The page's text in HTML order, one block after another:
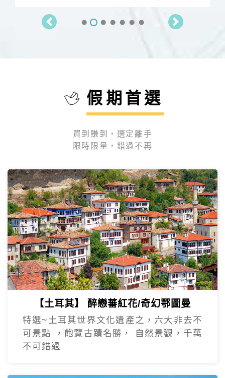
假期首選
買到賺到，選定離手
限時限量，錯過不再
【土耳其】 醉戀蕃紅花/奇幻鄂圖曼
特選~土耳其世界文化遺產之，六大非去不
可景點 ，飽覽古蹟名勝， 自然景觀，千萬
不可錯過